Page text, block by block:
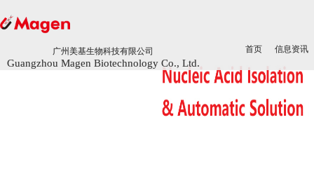
广州美基生物科技有限公司
Guangzhou Magen Biotechnology Co., Ltd.
首页 信息资讯
广州美基生物科技有限公司
Guangzhou Magen Biotechnology Co., Ltd.
首页 信息资讯